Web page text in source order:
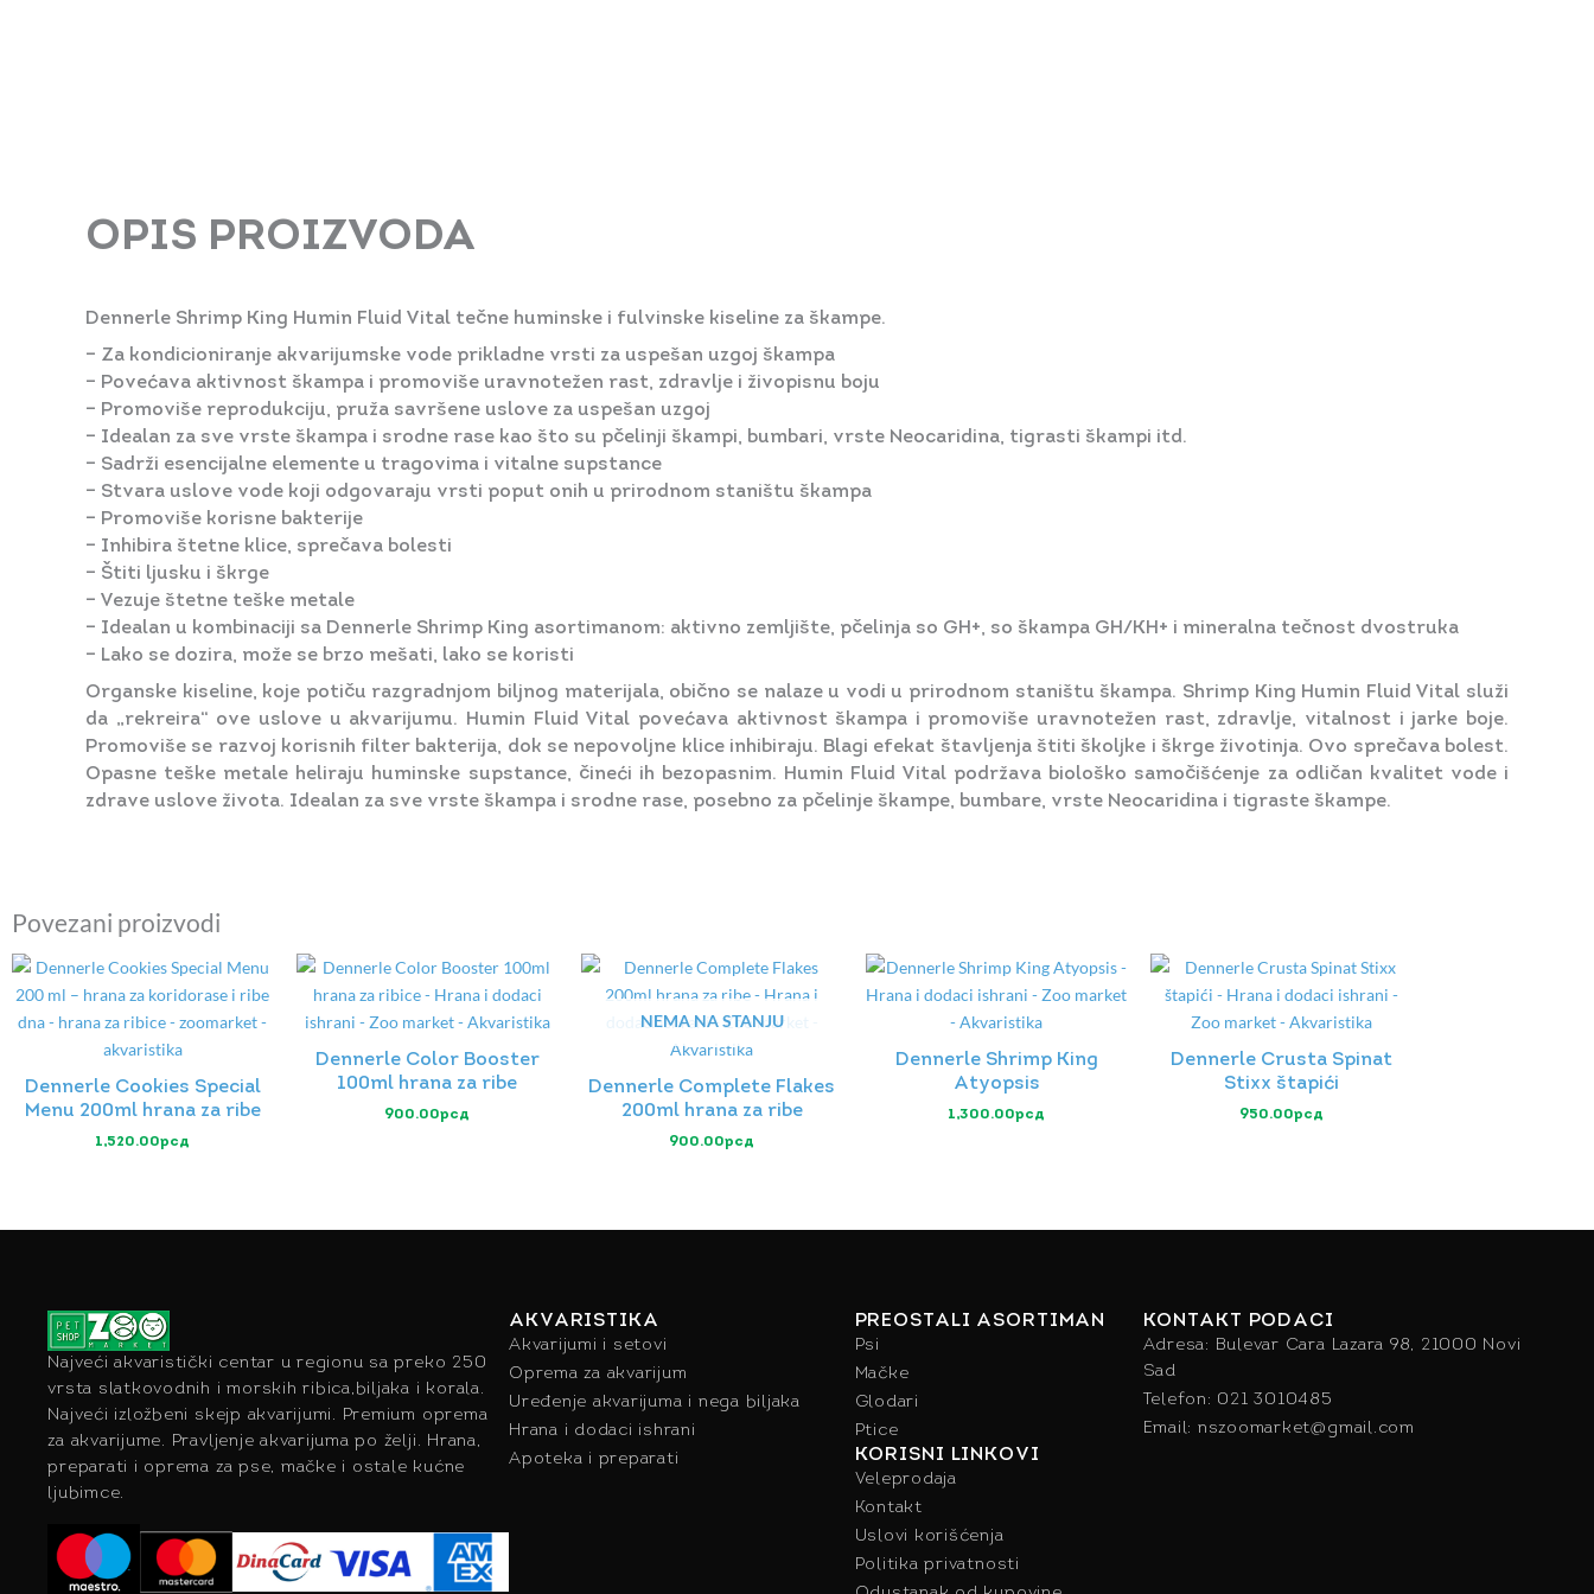
OPIS PROIZVODA
Dennerle Shrimp King Humin Fluid Vital tečne huminske i fulvinske kiseline za škampe.
– Za kondicioniranje akvarijumske vode prikladne vrsti za uspešan uzgoj škampa
– Povećava aktivnost škampa i promoviše uravnotežen rast, zdravlje i živopisnu boju
– Promoviše reprodukciju, pruža savršene uslove za uspešan uzgoj
– Idealan za sve vrste škampa i srodne rase kao što su pčelinji škampi, bumbari, vrste Neocaridina, tigrasti škampi itd.
– Sadrži esencijalne elemente u tragovima i vitalne supstance
– Stvara uslove vode koji odgovaraju vrsti poput onih u prirodnom staništu škampa
– Promoviše korisne bakterije
– Inhibira štetne klice, sprečava bolesti
– Štiti ljusku i škrge
– Vezuje štetne teške metale
– Idealan u kombinaciji sa Dennerle Shrimp King asortimanom: aktivno zemljište, pčelinja so GH+, so škampa GH/KH+ i mineralna tečnost dvostruka
– Lako se dozira, može se brzo mešati, lako se koristi
Organske kiseline, koje potiču razgradnjom biljnog materijala, obično se nalaze u vodi u prirodnom staništu škampa. Shrimp King Humin Fluid Vital služi
da „rekreira“ ove uslove u akvarijumu. Humin Fluid Vital povećava aktivnost škampa i promoviše uravnotežen rast, zdravlje, vitalnost i jarke boje.
Promoviše se razvoj korisnih filter bakterija, dok se nepovoljne klice inhibiraju. Blagi efekat štavljenja štiti školjke i škrge životinja. Ovo sprečava bolest.
Opasne teške metale heliraju huminske supstance, čineći ih bezopasnim. Humin Fluid Vital podržava biološko samočišćenje za odličan kvalitet vode i
zdrave uslove života. Idealan za sve vrste škampa i srodne rase, posebno za pčelinje škampe, bumbare, vrste Neocaridina i tigraste škampe.
Povezani proizvodi
Dennerle Cookies Special
Menu 200ml hrana za ribe
1,520.00рсд
Dennerle Color Booster
100ml hrana za ribe
900.00рсд
NEMA NA STANJU
Dennerle Complete Flakes
200ml hrana za ribe
900.00рсд
Dennerle Shrimp King
Atyopsis
1,300.00рсд
Dennerle Crusta Spinat
Stixx štapići
950.00рсд
Najveći akvaristički centar u regionu sa preko 250
vrsta slatkovodnih i morskih ribica,biljaka i korala.
Najveći izložbeni skejp akvarijumi. Premium oprema
za akvarijume. Pravljenje akvarijuma po želji. Hrana,
preparati i oprema za pse, mačke i ostale kućne
ljubimce.
AKVARISTIKA
Akvarijumi i setovi
Oprema za akvarijum
Uređenje akvarijuma i nega biljaka
Hrana i dodaci ishrani
Apoteka i preparati
PREOSTALI ASORTIMAN
Psi
Mačke
Glodari
Ptice
KORISNI LINKOVI
Veleprodaja
Kontakt
Uslovi korišćenja
Politika privatnosti
KONTAKT PODACI
Adresa: Bulevar Cara Lazara 98, 21000 Novi
Sad
Telefon: 021 3010485
Email: nszoomarket@gmail.com